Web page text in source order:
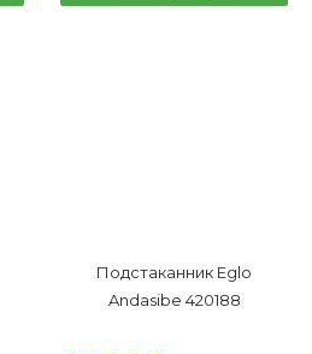
Подстаканник Eglo
Andasibe 420188